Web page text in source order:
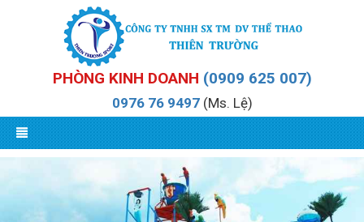
PHÒNG KINH DOANH (0909 625 007)
0976 76 9497(Ms. Lệ)